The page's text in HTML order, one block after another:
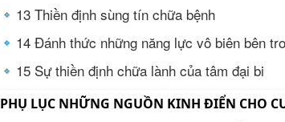
13 Thiền định sùng tín chữa bệnh
14 Đánh thức những năng lực vô biên bên
15 Sự thiền định chữa lành của tâm đại bi
PHỤ LỤC NHỮNG NGUỒN KINH ĐIỂN CHO